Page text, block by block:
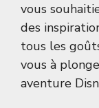
vous
des
tous les
vous à
aventure